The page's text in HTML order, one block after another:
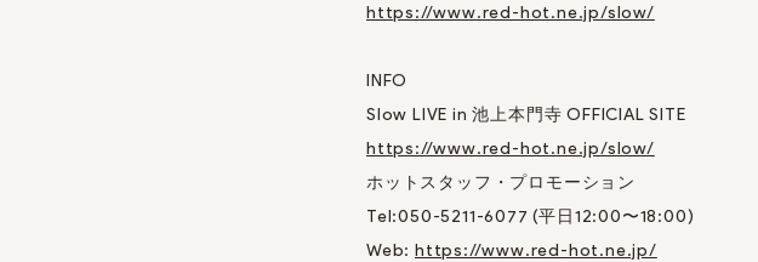
https://www.red-hot.ne.jp/slow/
INFO
Slow LIVE in 池上本門寺 OFFICIAL SITE
https://www.red-hot.ne.jp/slow/
ホットスタッフ・プロモーション
Tel:050-5211-6077 (平日12:00〜18:00)
Web: https://www.red-hot.ne.jp/